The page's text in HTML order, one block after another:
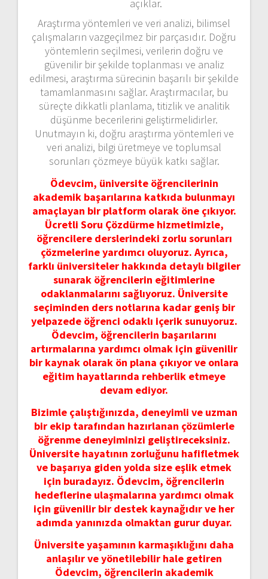
açıklar.
Araştırma yöntemleri ve veri analizi, bilimsel
çalışmaların vazgeçilmez bir parçasıdır. Doğru
yöntemlerin seçilmesi, verilerin doğru ve
güvenilir bir şekilde toplanması ve analiz
edilmesi, araştırma sürecinin başarılı bir şekilde
tamamlanmasını sağlar. Araştırmacılar, bu
süreçte dikkatli planlama, titizlik ve analitik
düşünme becerilerini geliştirmelidirler.
Unutmayın ki, doğru araştırma yöntemleri ve
veri analizi, bilgi üretmeye ve toplumsal
sorunları çözmeye büyük katkı sağlar.
Ödevcim, üniversite öğrencilerinin
akademik başarılarına katkıda bulunmayı
amaçlayan bir platform olarak öne çıkıyor.
Ücretli Soru Çözdürme hizmetimizle,
öğrencilere derslerindeki zorlu sorunları
çözmelerine yardımcı oluyoruz. Ayrıca,
farklı üniversiteler hakkında detaylı bilgiler
sunarak öğrencilerin eğitimlerine
odaklanmalarını sağlıyoruz. Üniversite
seçiminden ders notlarına kadar geniş bir
yelpazede öğrenci odaklı içerik sunuyoruz.
Ödevcim, öğrencilerin başarılarını
artırmalarına yardımcı olmak için güvenilir
bir kaynak olarak ön plana çıkıyor ve onlara
eğitim hayatlarında rehberlik etmeye
devam ediyor.
Bizimle çalıştığınızda, deneyimli ve uzman
bir ekip tarafından hazırlanan çözümlerle
öğrenme deneyiminizi geliştireceksiniz.
Üniversite hayatının zorluğunu hafifletmek
ve başarıya giden yolda size eşlik etmek
için buradayız. Ödevcim, öğrencilerin
hedeflerine ulaşmalarına yardımcı olmak
için güvenilir bir destek kaynağıdır ve her
adımda yanınızda olmaktan gurur duyar.
Üniversite yaşamının karmaşıklığını daha
anlaşılır ve yönetilebilir hale getiren
Ödevcim, öğrencilerin akademik